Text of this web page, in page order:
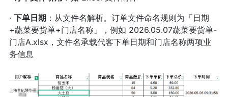
· 下单日期：从文件名解析。订单文件命名规则为「日期
+蔬菜要货单+门店名称」，例如 2026.05.07蔬菜要货单-
门店A.xlsx，文件名承载代客下单日期和门店名称两项业
务信息